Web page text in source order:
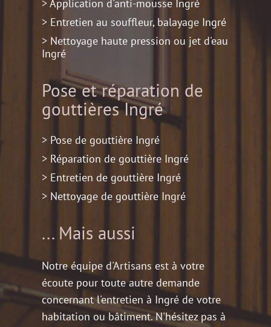
> Application d'anti-mousse Ingré
> Entretien au souffleur, balayage Ingré
> Nettoyage haute pression ou jet d'eau
Ingré
Pose et réparation de
gouttièresIngré
> Pose de gouttière Ingré
> Réparation de gouttière Ingré
> Entretien de gouttière Ingré
> Nettoyage de gouttière Ingré
... Mais aussi
Notre équipe d'Artisans est à votre
écoute pour toute autre demande
concernant l'entretien à Ingré de votre
habitation ou bâtiment. N'hésitez pas à